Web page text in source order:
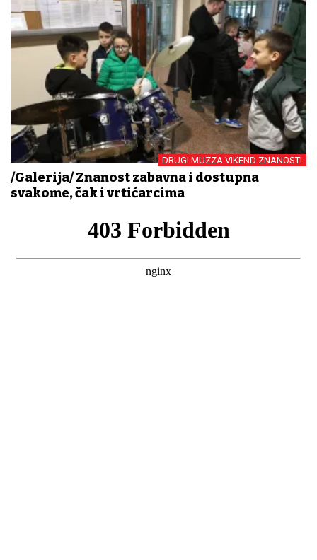
DRUGI MUZZA VIKEND ZNANOSTI
/Galerija/ Znanost zabavna i dostupna
svakome, čak i vrtićarcima